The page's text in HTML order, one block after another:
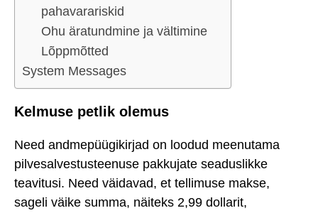
pahavarariskid
Ohu äratundmine ja vältimine
Lõppmõtted
System Messages
Kelmuse petlik olemus
Need andmepüügikirjad on loodud meenutama
pilvesalvestusteenuse pakkujate seaduslikke
teavitusi. Need väidavad, et tellimuse makse,
sageli väike summa, näiteks 2,99 dollarit,